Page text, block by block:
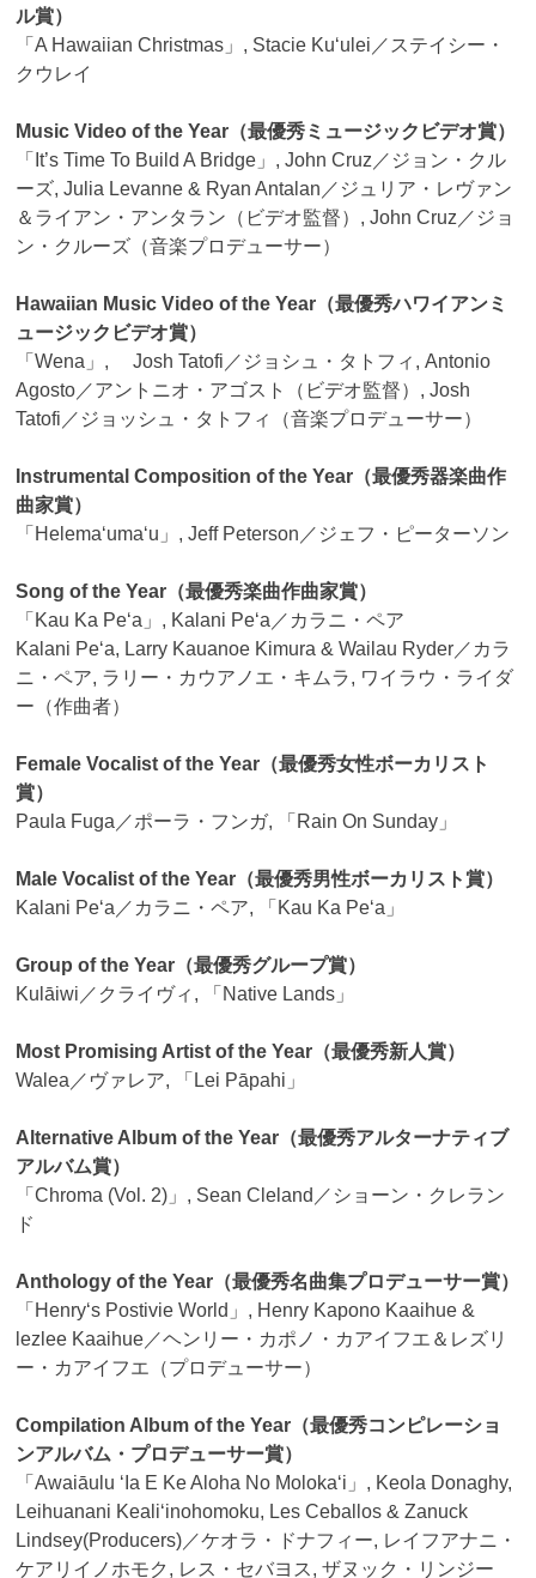
ル賞）
「A Hawaiian Christmas」, Stacie Kuʻulei／ステイシー・
クウレイ
Music Video of the Year（最優秀ミュージックビデオ賞）
「It’s Time To Build A Bridge」, John Cruz／ジョン・クル
ーズ, Julia Levanne & Ryan Antalan／ジュリア・レヴァン
＆ライアン・アンタラン（ビデオ監督）, John Cruz／ジョ
ン・クルーズ（音楽プロデューサー）
Hawaiian Music Video of the Year（最優秀ハワイアンミ
ュージックビデオ賞）
「Wena」, Josh Tatofi／ジョシュ・タトフィ, Antonio
Agosto／アントニオ・アゴスト（ビデオ監督）, Josh
Tatofi／ジョッシュ・タトフィ（音楽プロデューサー）
Instrumental Composition of the Year（最優秀器楽曲作
曲家賞）
「Helemaʻumaʻu」, Jeff Peterson／ジェフ・ピーターソン
Song of the Year（最優秀楽曲作曲家賞）
「Kau Ka Peʻa」, Kalani Peʻa／カラニ・ペア
Kalani Peʻa, Larry Kauanoe Kimura & Wailau Ryder／カラ
ニ・ペア, ラリー・カウアノエ・キムラ, ワイラウ・ライダ
ー（作曲者）
Female Vocalist of the Year（最優秀女性ボーカリスト
賞）
Paula Fuga／ポーラ・フンガ, 「Rain On Sunday」
Male Vocalist of the Year（最優秀男性ボーカリスト賞）
Kalani Peʻa／カラニ・ペア, 「Kau Ka Peʻa」
Group of the Year（最優秀グループ賞）
Kulāiwi／クライヴィ, 「Native Lands」
Most Promising Artist of the Year（最優秀新人賞）
Walea／ヴァレア, 「Lei Pāpahi」
Alternative Album of the Year（最優秀アルターナティブ
アルバム賞）
「Chroma (Vol. 2)」, Sean Cleland／ショーン・クレラン
ド
Anthology of the Year（最優秀名曲集プロデューサー賞）
「Henryʻs Postivie World」, Henry Kapono Kaaihue &
lezlee Kaaihue／ヘンリー・カポノ・カアイフエ＆レズリ
ー・カアイフエ（プロデューサー）
Compilation Album of the Year（最優秀コンピレーショ
ンアルバム・プロデューサー賞）
「Awaiāulu ʻIa E Ke Aloha No Molokaʻi」, Keola Donaghy,
Leihuanani Kealiʻinohomoku, Les Ceballos & Zanuck
Lindsey(Producers)／ケオラ・ドナフィー, レイフアナニ・
ケアリイノホモク, レス・セバヨス, ザヌック・リンジー